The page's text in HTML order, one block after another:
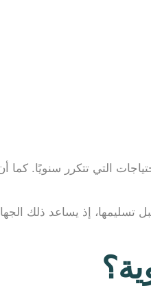
التي تتكرر سنويًا.
تسليمها، إذ يساعد ذلك